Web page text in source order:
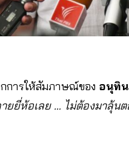
การให้สัมภาษณ์ของ อนุทิน
ยยี่ห้อเลย … ไม่ต้องมาลุ้น